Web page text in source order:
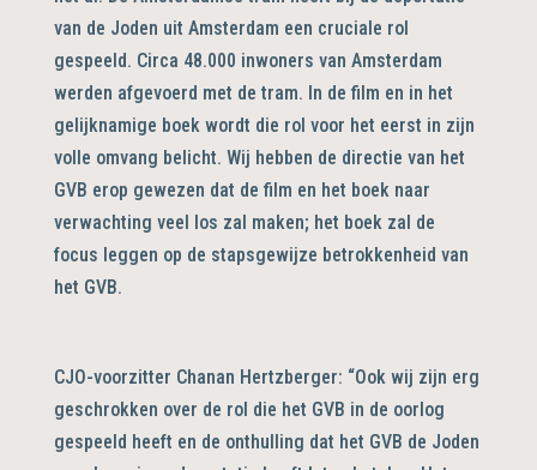
van de Joden uit Amsterdam een cruciale rol
gespeeld. Circa 48.000 inwoners van Amsterdam
werden afgevoerd met de tram. In de film en in het
gelijknamige boek wordt die rol voor het eerst in zijn
volle omvang belicht. Wij hebben de directie van het
GVB erop gewezen dat de film en het boek naar
verwachting veel los zal maken; het boek zal de
focus leggen op de stapsgewijze betrokkenheid van
het GVB.
CJO-voorzitter Chanan Hertzberger: “Ook wij zijn erg
geschrokken over de rol die het GVB in de oorlog
gespeeld heeft en de onthulling dat het GVB de Joden